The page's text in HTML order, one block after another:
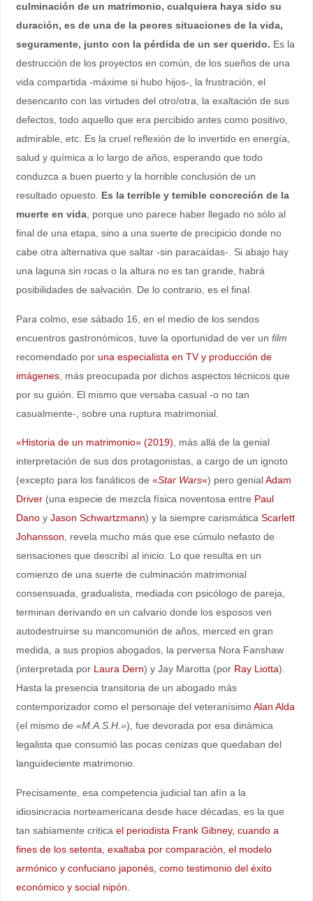
culminación de un matrimonio, cualquiera haya sido su
duración, es de una de la peores situaciones de la vida,
seguramente, junto con la pérdida de un ser querido. Es la
destrucción de los proyectos en común, de los sueños de una
vida compartida -máxime si hubo hijos-, la frustración, el
desencanto con las virtudes del otro/otra, la exaltación de sus
defectos, todo aquello que era percibido antes como positivo,
admirable, etc. Es la cruel reflexión de lo invertido en energía,
salud y química a lo largo de años, esperando que todo
conduzca a buen puerto y la horrible conclusión de un
resultado opuesto. Es la terrible y temible concreción de la
muerte en vida, porque uno parece haber llegado no sólo al
final de una etapa, sino a una suerte de precipicio donde no
cabe otra alternativa que saltar -sin paracaídas-. Si abajo hay
una laguna sin rocas o la altura no es tan grande, habrá
posibilidades de salvación. De lo contrario, es el final.
Para colmo, ese sábado 16, en el medio de los sendos
encuentros gastronómicos, tuve la oportunidad de ver un film
recomendado por una especialista en TV y producción de
imágenes, más preocupada por dichos aspectos técnicos que
por su guión. El mismo que versaba casual -o no tan
casualmente-, sobre una ruptura matrimonial.
«Historia de un matrimonio» (2019) , más allá de la genial
interpretación de sus dos protagonistas, a cargo de un ignoto
(excepto para los fanáticos de «Star Wars«) pero genialAdam
Driver(una especie de mezcla física noventosa entre Paul
Danoy Jason Schwartzmann) y la siempre carismática Scarlett
Johansson , revela mucho más que ese cúmulo nefasto de
sensaciones que describí al inicio. Lo que resulta en un
comienzo de una suerte de culminación matrimonial
consensuada, gradualista, mediada con psicólogo de pareja,
terminan derivando en un calvario donde los esposos ven
autodestruirse su mancomunión de años, merced en gran
medida, a sus propios abogados, la perversa Nora Fanshaw
(interpretada por Laura Dern) y Jay Marotta (por Ray Liotta).
Hasta la presencia transitoria de un abogado más
contemporizador como el personaje del veteranísimoAlan Alda
(el mismo de «M.A.S.H.»), fue devorada por esa dinámica
legalista que consumió las pocas cenizas que quedaban del
languideciente matrimonio.
Precisamente, esa competencia judicial tan afín a la
idiosincracia norteamericana desde hace décadas, es la que
tan sabiamente critica el periodista Frank Gibney, cuando a
fines de los setenta, exaltaba por comparación, el modelo
armónico y confuciano japonés, como testimonio del éxito
económico y social nipón.